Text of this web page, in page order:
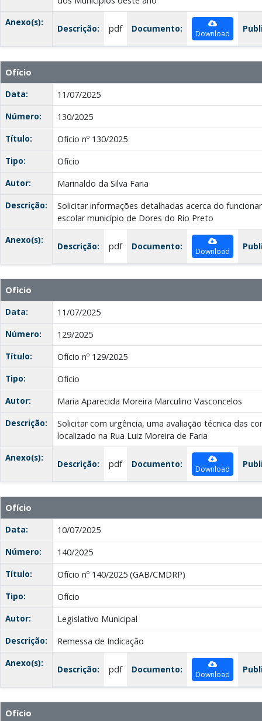
Anexo(s):
Descrição: pdf Documento: Download
Ofício
Data:
11/07/2025
Número:
130/2025
Título:
Ofício nº 130/2025
Tipo:
Ofício
Autor:
Marinaldo da Silva Faria
Descrição:
Solicitar informações detalhadas acerca do
escolar município de Dores do Rio Preto
Anexo(s):
Descrição: pdf Documento: Download
Ofício
Data:
11/07/2025
Número:
129/2025
Título:
Ofício nº 129/2025
Tipo:
Ofício
Autor:
Maria Aparecida Moreira Marculino Vasconcelos
Descrição:
Solicitar com urgência, uma avaliação técnica das
localizado na Rua Luiz Moreira de Faria
Anexo(s):
Descrição: pdf Documento: Download
Ofício
Data:
10/07/2025
Número:
140/2025
Título:
Ofício nº 140/2025 (GAB/CMDRP)
Tipo:
Ofício
Autor:
Legislativo Municipal
Descrição:
Remessa de Indicação
Anexo(s):
Descrição: pdf Documento: Download
Ofício